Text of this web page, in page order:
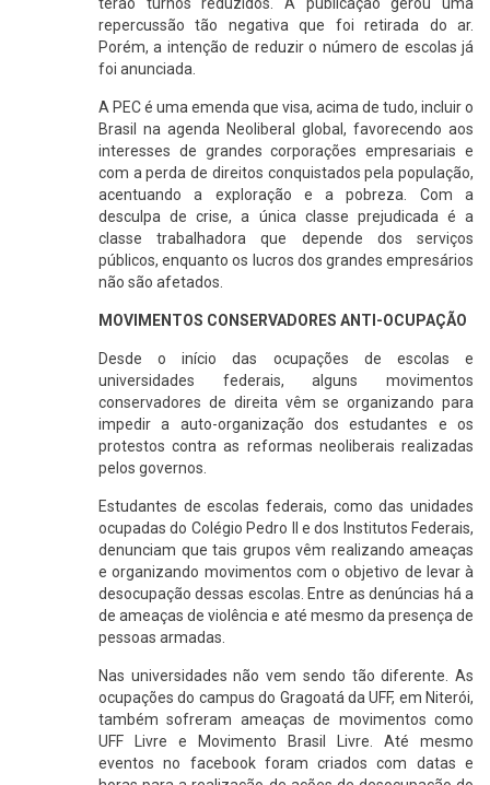
terão turnos reduzidos. A publicação gerou uma
repercussão tão negativa que foi retirada do ar.
Porém, a intenção de reduzir o número de escolas já
foi anunciada.
A PEC é uma emenda que visa, acima de tudo, incluir o
Brasil na agenda Neoliberal global, favorecendo aos
interesses de grandes corporações empresariais e
com a perda de direitos conquistados pela população,
acentuando a exploração e a pobreza. Com a
desculpa de crise, a única classe prejudicada é a
classe trabalhadora que depende dos serviços
públicos, enquanto os lucros dos grandes empresários
não são afetados.
MOVIMENTOS CONSERVADORES ANTI-OCUPAÇÃO
Desde o início das ocupações de escolas e
universidades federais, alguns movimentos
conservadores de direita vêm se organizando para
impedir a auto-organização dos estudantes e os
protestos contra as reformas neoliberais realizadas
pelos governos.
Estudantes de escolas federais, como das unidades
ocupadas do Colégio Pedro II e dos Institutos Federais,
denunciam que tais grupos vêm realizando ameaças
e organizando movimentos com o objetivo de levar à
desocupação dessas escolas. Entre as denúncias há a
de ameaças de violência e até mesmo da presença de
pessoas armadas.
Nas universidades não vem sendo tão diferente. As
ocupações do campus do Gragoatá da UFF, em Niterói,
também sofreram ameaças de movimentos como
UFF Livre e Movimento Brasil Livre. Até mesmo
eventos no facebook foram criados com datas e